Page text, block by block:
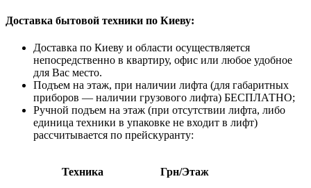
Доставка бытовой техники по Киеву:
Доставка по Киеву и области осуществляется
непосредственно в квартиру, офис или любое удобное
для Вас место.
Подъем на этаж, при наличии лифта (для габаритных
приборов — наличии грузового лифта) БЕСПЛАТНО;
Ручной подъем на этаж (при отсутствии лифта, либо
единица техники в упаковке не входит в лифт)
рассчитывается по прейскуранту:
Техника Грн/Этаж